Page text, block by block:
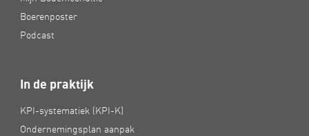
Boerenposter
Podcast
In de praktijk
KPI-systematiek (KPI-K)
Ondernemingsplan aanpak